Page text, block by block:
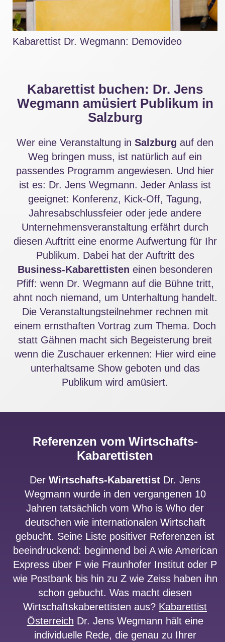
Kabarettist Dr. Wegmann: Demovideo
Kabarettist buchen: Dr. Jens
Wegmann amüsiert Publikum in
Salzburg
Wer eine Veranstaltung in Salzburg auf den
Weg bringen muss, ist natürlich auf ein
passendes Programm angewiesen. Und hier
ist es: Dr. Jens Wegmann. Jeder Anlass ist
geeignet: Konferenz, Kick-Off, Tagung,
Jahresabschlussfeier oder jede andere
Unternehmensveranstaltung erfährt durch
diesen Auftritt eine enorme Aufwertung für Ihr
Publikum. Dabei hat der Auftritt des
Business-Kabarettisten einen besonderen
Pfiff: wenn Dr. Wegmann auf die Bühne tritt,
ahnt noch niemand, um Unterhaltung handelt.
Die Veranstaltungsteilnehmer rechnen mit
einem ernsthaften Vortrag zum Thema. Doch
statt Gähnen macht sich Begeisterung breit
wenn die Zuschauer erkennen: Hier wird eine
unterhaltsame Show geboten und das
Publikum wird amüsiert.
Referenzen vom Wirtschafts-
Kabarettisten
Der Wirtschafts-Kabarettist Dr. Jens
Wegmann wurde in den vergangenen 10
Jahren tatsächlich vom Who is Who der
deutschen wie internationalen Wirtschaft
gebucht. Seine Liste positiver Referenzen ist
beeindruckend: beginnend bei A wie American
Express über F wie Fraunhofer Institut oder P
wie Postbank bis hin zu Z wie Zeiss haben ihn
schon gebucht. Was macht diesen
Wirtschaftskaberettisten aus? Kabarettist
Österreich Dr. Jens Wegmann hält eine
individuelle Rede, die genau zu Ihrer